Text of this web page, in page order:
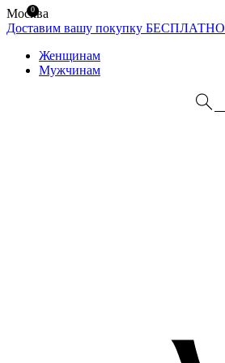
Москва
Доставим вашу покупку БЕСПЛАТНО
Женщинам
Мужчинам
0